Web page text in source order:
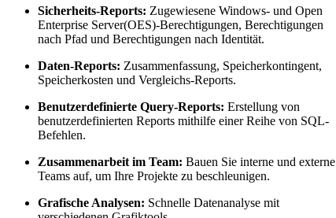
Sicherheits-Reports: Zugewiesene Windows- und Open
Enterprise Server(OES)-Berechtigungen, Berechtigungen
nach Pfad und Berechtigungen nach Identität.
Daten-Reports: Zusammenfassung, Speicherkontingent,
Speicherkosten und Vergleichs-Reports.
Benutzerdefinierte Query-Reports: Erstellung von
benutzerdefinierten Reports mithilfe einer Reihe von SQL-
Befehlen.
Zusammenarbeit im Team: Bauen Sie interne und externe
Teams auf, um Ihre Projekte zu beschleunigen.
Grafische Analysen: Schnelle Datenanalyse mit